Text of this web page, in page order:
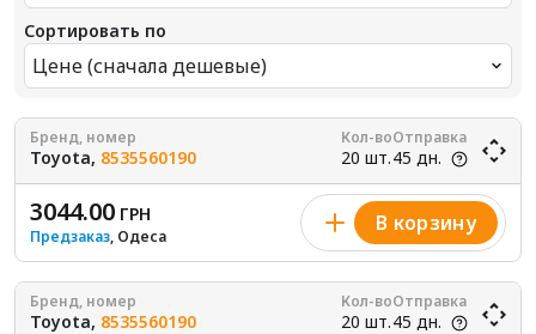
Сортировать по
Цене (сначала дешевые)
Бренд, номер
Toyota, 8535560190
Кол-во
20 шт.
Отправка
45 дн.
3044.00 ГРН
Предзаказ, Одеса
В корзину
Бренд, номер
Toyota, 8535560190
Кол-во
20 шт.
Отправка
45 дн.